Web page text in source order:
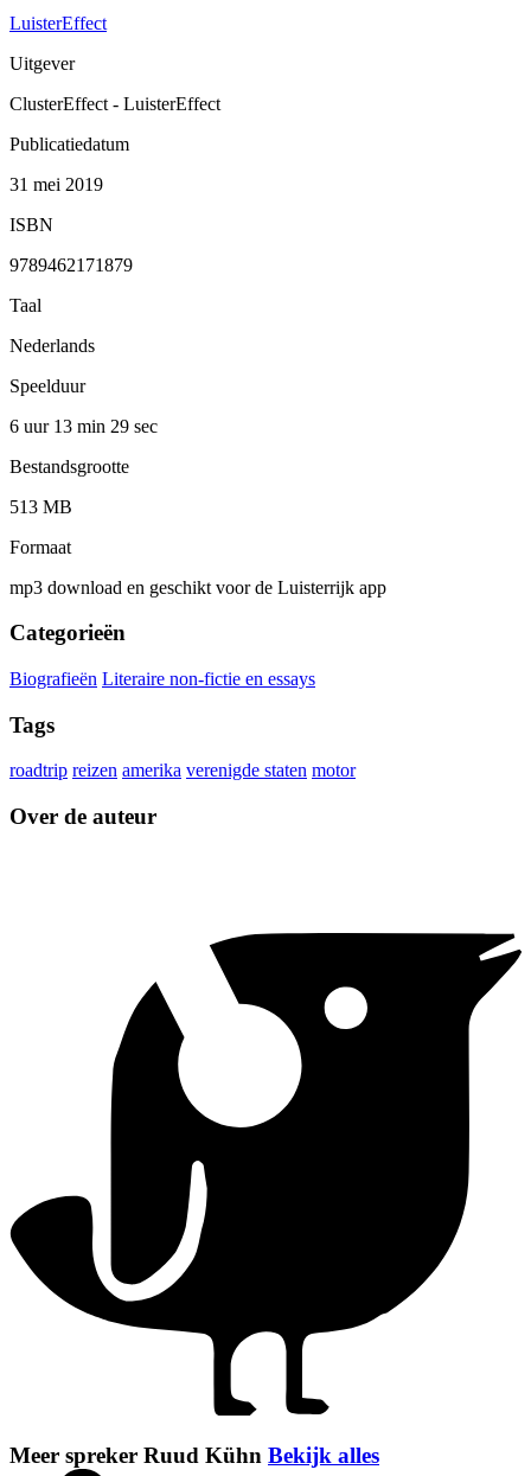
LuisterEffect
Uitgever
ClusterEffect - LuisterEffect
Publicatiedatum
31 mei 2019
ISBN
9789462171879
Taal
Nederlands
Speelduur
6 uur 13 min 29 sec
Bestandsgrootte
513 MB
Formaat
mp3 download en geschikt voor de Luisterrijk app
Categorieën
Biografieën Literaire non-fictie en essays
Tags
roadtrip reizen amerika verenigde staten motor
Over de auteur
Meer spreker Ruud Kühn Bekijk alles